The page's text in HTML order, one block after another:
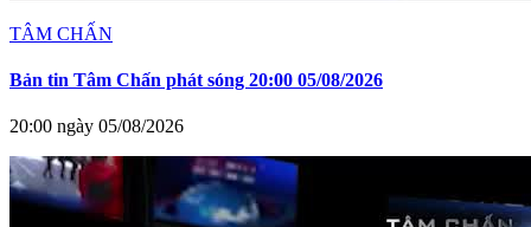
TÂM CHẤN
Bản tin Tâm Chấn phát sóng 20:00 05/08/2026
20:00 ngày 05/08/2026